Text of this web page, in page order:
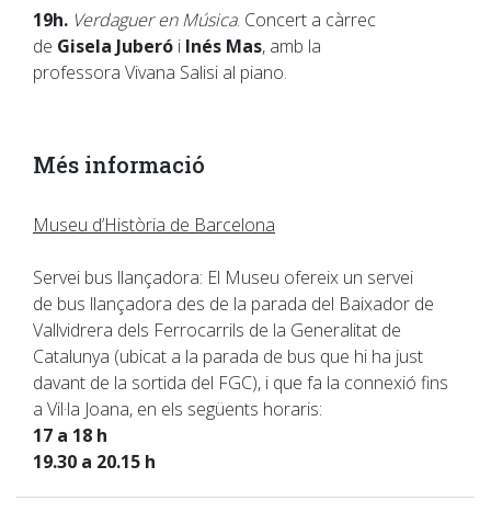
19h. Verdaguer en Música. Concert a càrrec
de Gisela Juberó i Inés Mas, amb la
professora Vivana Salisi al piano.
Més informació
Museu d’Història de Barcelona
Servei bus llançadora: El Museu ofereix un servei
de bus llançadora des de la parada del Baixador de
Vallvidrera dels Ferrocarrils de la Generalitat de
Catalunya (ubicat a la parada de bus que hi ha just
davant de la sortida del FGC), i que fa la connexió fins
a Vil·la Joana, en els següents horaris:
17 a 18 h
19.30 a 20.15 h